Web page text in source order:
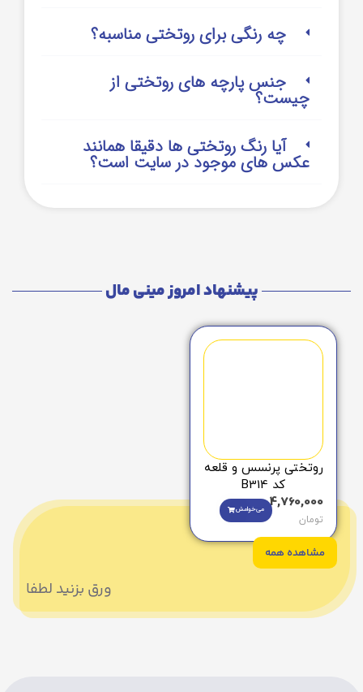
چه رنگی برای روتختی مناسبه؟
جنس پارچه های روتختی از
چیست؟
آیا رنگ روتختی ها دقیقا همانند
عکس های موجود در سایت است؟
پیشنهاد امروز مینی مال
روتختی پرنسس و قلعه
کد B314
4,760,000
تومان
می‌خوامش
مشاهده همه
ورق بزنید لطفا